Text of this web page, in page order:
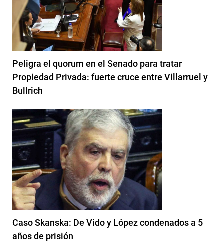
Peligra el quorum en el Senado para tratar
Propiedad Privada: fuerte cruce entre Villarruel y
Bullrich
Caso Skanska: De Vido y López condenados a 5
años de prisión